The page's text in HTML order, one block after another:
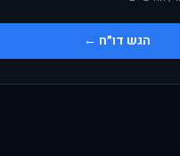
הגש דו״ח ←